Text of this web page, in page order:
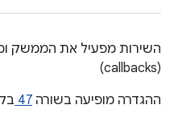
השירות מפעיל את הממשק
(callbacks)
ההגדרה מופיעה בשורה 47